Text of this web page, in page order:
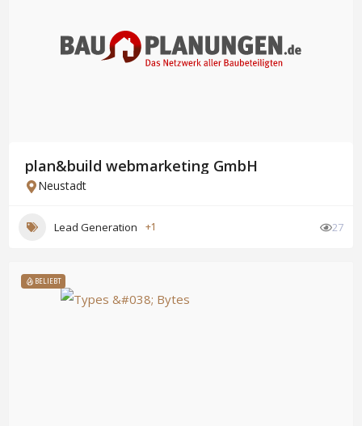
plan&build webmarketing GmbH
Neustadt
Lead Generation +1 27
BELIEBT